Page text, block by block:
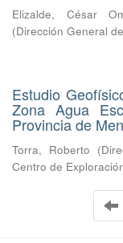
Elizalde, César
(Dirección General
Estudio
Zona Agua
Provincia de
Torra, Roberto (
Centro de